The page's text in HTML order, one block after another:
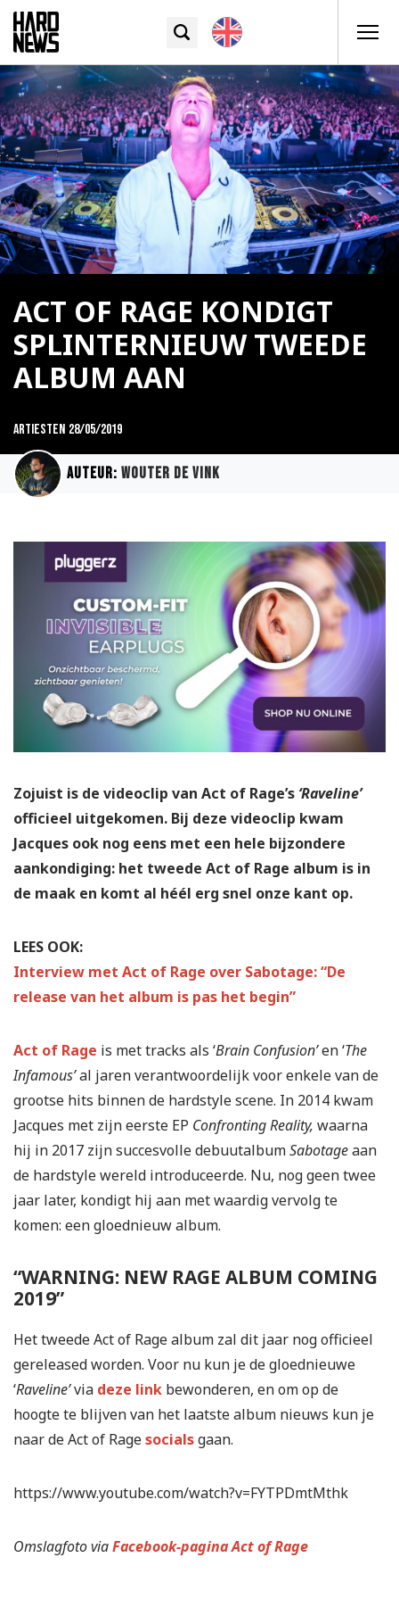
ACT OF RAGE KONDIGT
SPLINTERNIEUW TWEEDE
ALBUM AAN
Artiesten 28/05/2019
Auteur: Wouter de Vink
Zojuist is de videoclip van Act of Rage’s ‘Raveline’
officieel uitgekomen. Bij deze videoclip kwam
Jacques ook nog eens met een hele bijzondere
aankondiging: het tweede Act of Rage album is in
de maak en komt al héél erg snel onze kant op.
LEES OOK:
Interview met Act of Rage over Sabotage: “De
release van het album is pas het begin”
Act of Rage is met tracks als ‘Brain Confusion’en ‘The
Infamous’al jaren verantwoordelijk voor enkele van de
grootse hits binnen de hardstyle scene. In 2014 kwam
Jacques met zijn eerste EP Confronting Reality, waarna
hij in 2017 zijn succesvolle debuutalbumSabotageaan
de hardstyle wereld introduceerde. Nu, nog geen twee
jaar later, kondigt hij aan met waardig vervolg te
komen: een gloednieuw album.
“WARNING: NEW RAGE ALBUM COMING
2019”
Het tweede Act of Rage album zal dit jaar nog officieel
gereleased worden. Voor nu kun je de gloednieuwe
‘Raveline’via deze link bewonderen, en om op de
hoogte te blijven van het laatste album nieuws kun je
naar de Act of Ragesocialsgaan.
https://www.youtube.com/watch?v=FYTPDmtMthk
Omslagfoto viaFacebook-pagina Act of Rage